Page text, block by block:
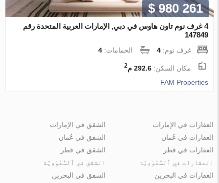
$ 980 261
4 غرف نوم تاون هاوس في دبي, الإمارات العربية المتحدة رقم
147849
غرف نوم:4 الحمامات:4
مكان السكن:292.6 م 2
FAM Properties
العقارات في الإمارات
العقارات في عُمان
العقارات في قطر
العقارات في ٱلسُّعُوْدِيَّة
العقارات في البحرين
الشقق في الإمارات
الشقق في عُمان
الشقق في قطر
الشقق في ٱلسُّعُوْدِيَّة
الشقق في البحرين